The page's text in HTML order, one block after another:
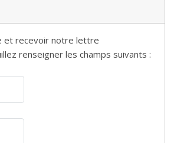
et recevoir notre lettre
renseigner les champs suivants :